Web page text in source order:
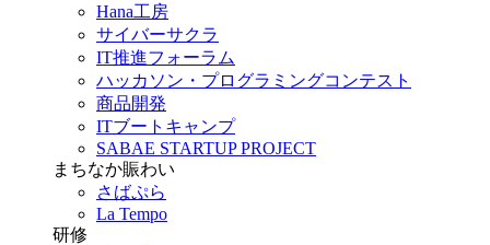
Hana工房
サイバーサクラ
IT推進フォーラム
ハッカソン・プログラミングコンテスト
商品開発
ITブートキャンプ
SABAE STARTUP PROJECT
まちなか賑わい
さばぷら
La Tempo
研修